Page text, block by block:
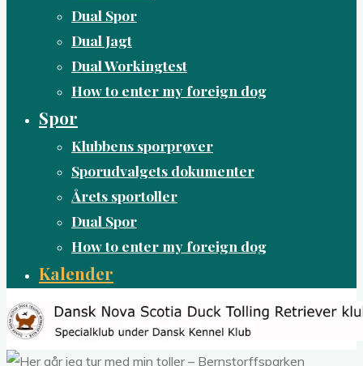
Dual Spor
Dual Jagt
Dual Workingtest
How to enter my foreign dog
Spor
Klubbens sporprøver
Sporudvalgets dokumenter
Årets sportoller
Dual Spor
How to enter my foreign dog
Kalender